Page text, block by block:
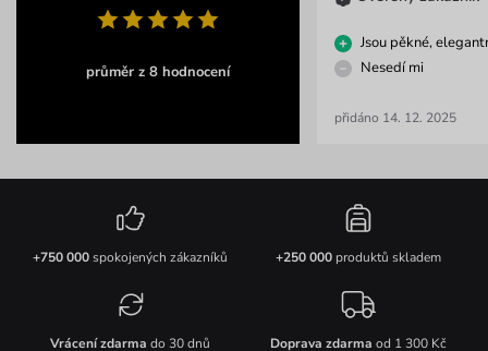
průměr z 8 hodnocení
Jsou pěkné,
Nesedí mi
přidáno 14. 12. 2025
+750 000spokojených zákazníků +250 000produktů skladem
Vrácení zdarma do 30 dnů Doprava zdarma od 1 300 Kč